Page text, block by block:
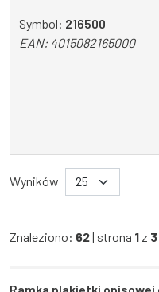
Symbol: 216500
EAN:4015082165000
Wyników
Znaleziono: 62| strona 1 z 3
Ramka plakietki